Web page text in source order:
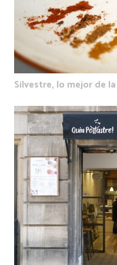
Silvestre, lo mejor de